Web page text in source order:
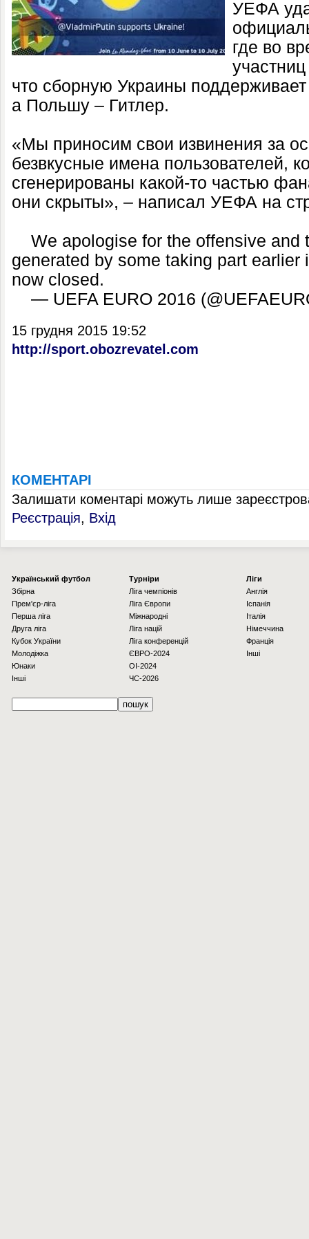
УЕФА
где во
что сборную Украины
а Польшу – Гитлер.
«Мы приносим свои извинения за
безвкусные имена пользователей,
сгенерированы какой-то частью
они скрыты», – написал УЕФА на
We apologise for the offensive and
generated by some taking part
now closed.
— UEFA EURO 2016
15 грудня 2015 19:52
http://sport.obozrevatel.com
КОМЕНТАРІ
Залишати коментарі можуть лише
Реєстрація, Вхід
Українcький футбол
Збірна
Прем'єр-ліга
Перша ліга
Друга ліга
Кубок України
Молодіжка
Юнаки
Інші
Турніри
Ліга чемпіонів
Ліга Європи
Міжнародні
Ліга націй
Ліга конференцій
ЄВРО-2024
OI-2024
ЧС-2026
Ліги
Англія
Іспанія
Італія
Німеччина
Франція
Інші